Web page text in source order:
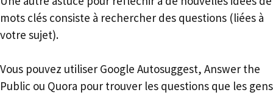
mots clés consiste à rechercher des questions (liées à
votre sujet).
Vous pouvez utiliser Google Autosuggest, Answer the
Public ou Quora pour trouver les questions que les gens